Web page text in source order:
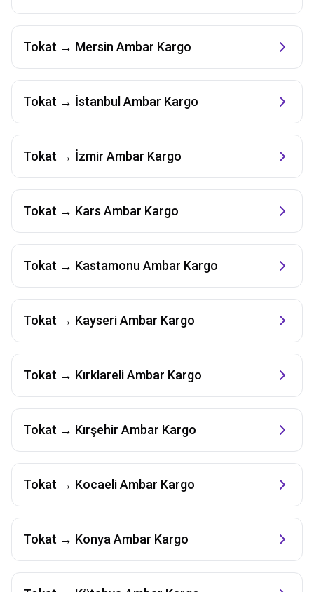
Tokat → Mersin Ambar Kargo
Tokat → İstanbul Ambar Kargo
Tokat → İzmir Ambar Kargo
Tokat → Kars Ambar Kargo
Tokat → Kastamonu Ambar Kargo
Tokat → KayseriAmbar Kargo
Tokat → KırklareliAmbar Kargo
Tokat → Kırşehir Ambar Kargo
Tokat → KocaeliAmbar Kargo
Tokat → Konya Ambar Kargo